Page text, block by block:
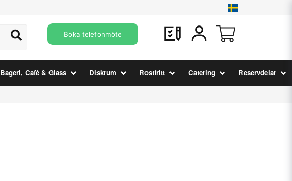
Boka telefonmöte
Bageri, Café & Glass Diskrum Rostfritt Catering Reservdelar